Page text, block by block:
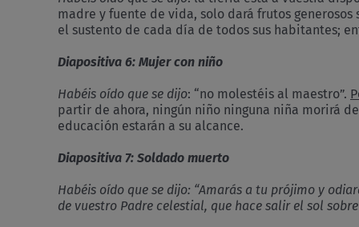
madre y fuente de vida, solo dará frutos
el sustento de cada día de todos sus habitantes;
Diapositiva 6: Mujer con niño
Habéis oído que se dijo: “no molestéis al maestro”.
partir de ahora, ningún niño ninguna niña morirá
educación estarán a su alcance.
Diapositiva 7: Soldado muerto
Habéis oído que se dijo: “Amarás a tu prójimo y
de vuestro Padre celestial, que hace salir el sol